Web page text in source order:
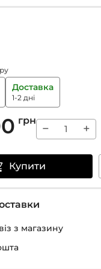
Доставка
1-2 дні
грн
− +
Купити
з магазину